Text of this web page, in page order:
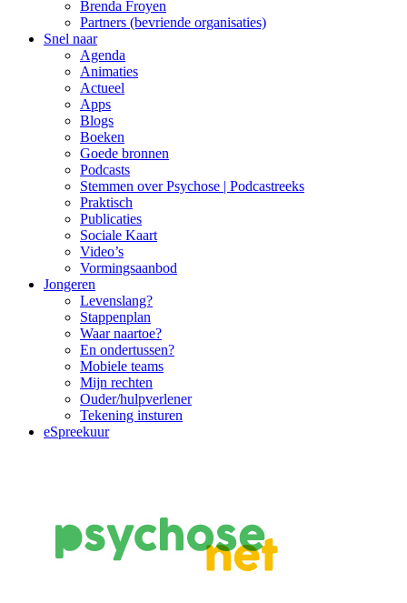
Brenda Froyen
Partners (bevriende organisaties)
Snel naar
Agenda
Animaties
Actueel
Apps
Blogs
Boeken
Goede bronnen
Podcasts
Stemmen over Psychose | Podcastreeks
Praktisch
Publicaties
Sociale Kaart
Video’s
Vormingsaanbod
Jongeren
Levenslang?
Stappenplan
Waar naartoe?
En ondertussen?
Mobiele teams
Mijn rechten
Ouder/hulpverlener
Tekening insturen
eSpreekuur